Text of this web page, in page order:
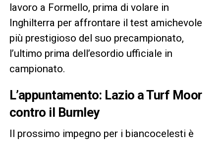
lavoro a Formello, prima di volare in
Inghilterra per affrontare il test amichevole
più prestigioso del suo precampionato,
l’ultimo prima dell’esordio ufficiale in
campionato.
L’appuntamento: Lazio a Turf Moor
contro il Burnley
Il prossimo impegno per i biancocelesti è